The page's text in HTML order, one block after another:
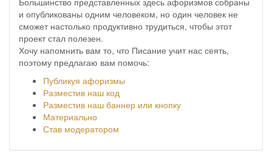
и опубликованы одним человеком, но один человек не
сможет настолько продуктивно трудиться, чтобы этот
проект стал полезен.
Хочу напомнить вам то, что Писание учит нас сеять,
поэтому предлагаю вам помочь:
Публикуя афоризмы
Разместив наш код
Разместив наш баннер или кнопку
Материально
Став модератором